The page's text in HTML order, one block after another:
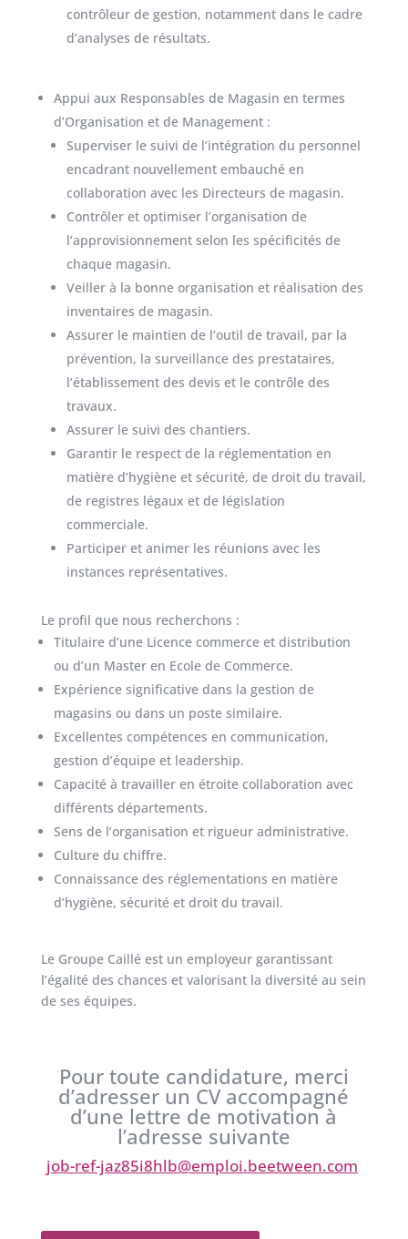
contrôleur de gestion, notamment dans le cadre
d’analyses de résultats.
Appui aux Responsables de Magasin en termes
d’Organisation et de Management :
Superviser le suivi de l’intégration du personnel
encadrant nouvellement embauché en
collaboration avec les Directeurs de magasin.
Contrôler et optimiser l’organisation de
l’approvisionnement selon les spécificités de
chaque magasin.
Veiller à la bonne organisation et réalisation des
inventaires de magasin.
Assurer le maintien de l’outil de travail, par la
prévention, la surveillance des prestataires,
l’établissement des devis et le contrôle des
travaux.
Assurer le suivi des chantiers.
Garantir le respect de la réglementation en
matière d’hygiène et sécurité, de droit du travail,
de registres légaux et de législation
commerciale.
Participer et animer les réunions avec les
instances représentatives.
Le profil que nous recherchons :
Titulaire d’une Licence commerce et distribution
ou d’un Master en Ecole de Commerce.
Expérience significative dans la gestion de
magasins ou dans un poste similaire.
Excellentes compétences en communication,
gestion d’équipe et leadership.
Capacité à travailler en étroite collaboration avec
différents départements.
Sens de l’organisation et rigueur administrative.
Culture du chiffre.
Connaissance des réglementations en matière
d’hygiène, sécurité et droit du travail.
Le Groupe Caillé est un employeur garantissant
l’égalité des chances et valorisant la diversité au sein
de ses équipes.
Pour toute candidature, merci
d’adresser un CV accompagné
d’une lettre de motivation à
l’adresse suivante
job-ref-jaz85i8hlb@emploi.beetween.com